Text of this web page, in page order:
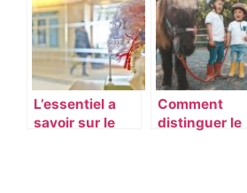
L’essentiel a
savoir sur le
Comment
distinguer le